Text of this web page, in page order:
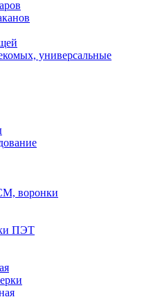
универсальные
воронки
ПЭТ